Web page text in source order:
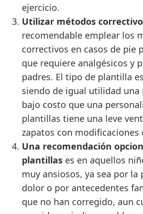
ejercicio.
Utilizar métodos
recomendable emplear los
correctivos en casos de pie
que requiere analgésicos y
padres. El tipo de plantilla
siendo de igual utilidad una
bajo costo que una
plantillas tiene una leve
zapatos con modificaciones
Una recomendación
plantillas es en aquellos
muy ansiosos, ya sea por la
dolor o por antecedentes
que no han corregido, aun